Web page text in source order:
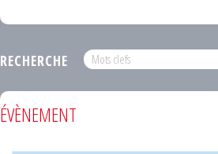
RECHERCHE
ÉVÈNEMENT